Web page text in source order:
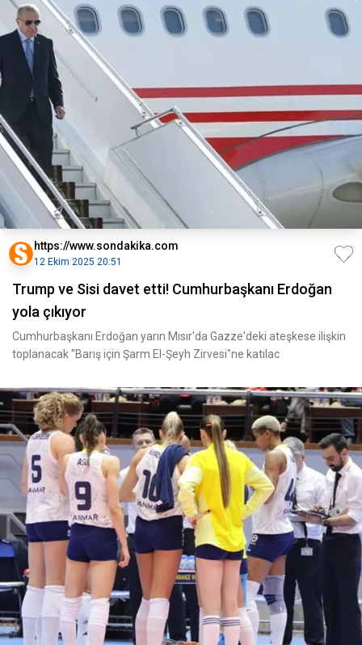
https://www.sondakika.com
12 Ekim 2025 20:51
Trump ve Sisi davet etti! Cumhurbaşkanı Erdoğan
yola çıkıyor
Cumhurbaşkanı Erdoğan yarın Mısır'da Gazze'deki ateşkese ilişkin
toplanacak "Barış için Şarm El-Şeyh Zirvesi"ne katılac